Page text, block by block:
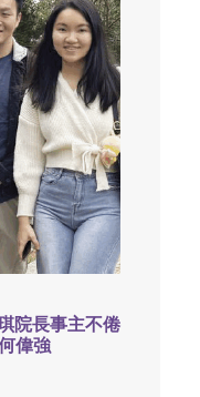
院長事主不倦
偉強